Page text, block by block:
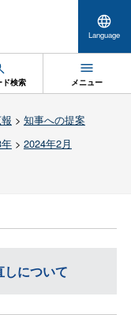
Language
ド検索 メニュー
> 知事への提案
> 2024年2月
について